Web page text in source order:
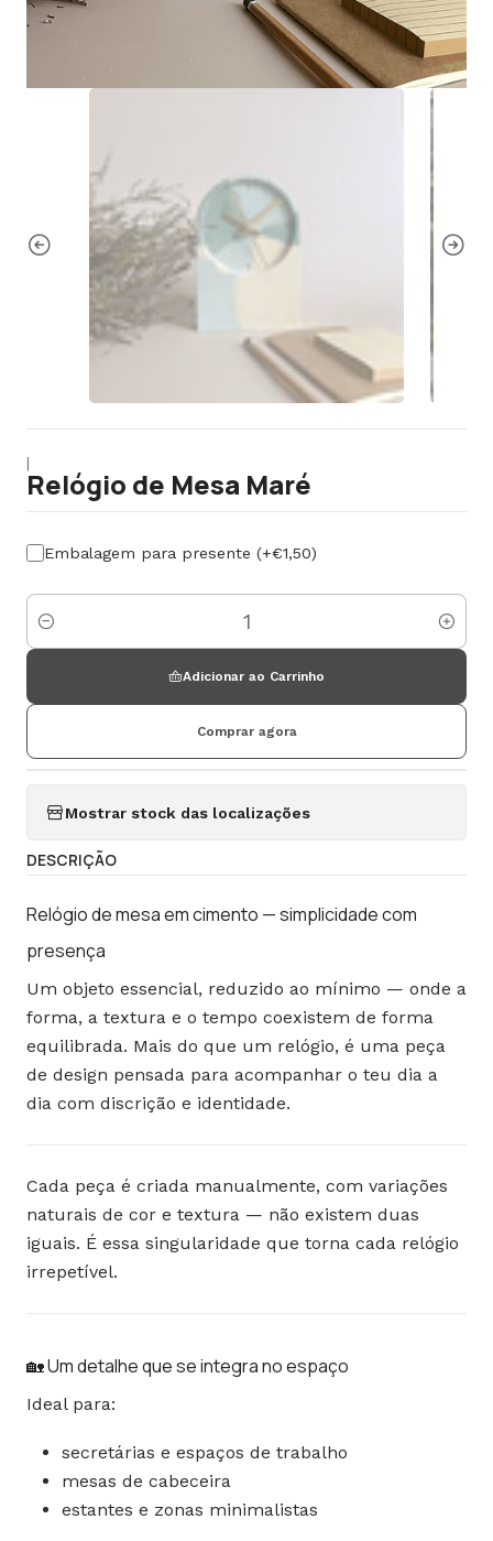
|
Relógio de Mesa Maré
Embalagem para presente (+€1,50)
Quantidade
Adicionar ao Carrinho
Comprar agora
Mostrar stock das localizações
DESCRIÇÃO
Relógio de mesa em cimento — simplicidade com
presença
Um objeto essencial, reduzido ao mínimo — onde a
forma, a textura e o tempo coexistem de forma
equilibrada. Mais do que um relógio, é uma peça
de design pensada para acompanhar o teu dia a
dia com discrição e identidade.
Cada peça é criada manualmente, com variações
naturais de cor e textura — não existem duas
iguais. É essa singularidade que torna cada relógio
irrepetível.
🏡 Um detalhe que se integra no espaço
Ideal para:
secretárias e espaços de trabalho
mesas de cabeceira
estantes e zonas minimalistas